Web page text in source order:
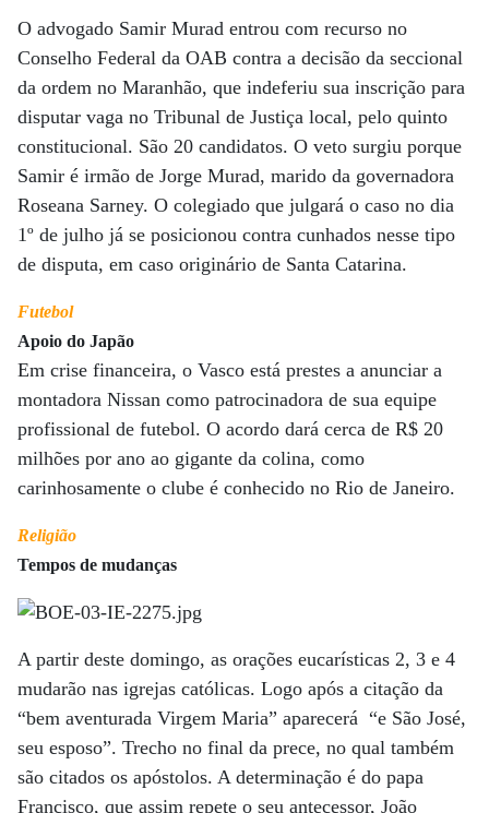
O advogado Samir Murad entrou com recurso no
Conselho Federal da OAB contra a decisão da seccional
da ordem no Maranhão, que indeferiu sua inscrição para
disputar vaga no Tribunal de Justiça local, pelo quinto
constitucional. São 20 candidatos. O veto surgiu porque
Samir é irmão de Jorge Murad, marido da governadora
Roseana Sarney. O colegiado que julgará o caso no dia
1º de julho já se posicionou contra cunhados nesse tipo
de disputa, em caso originário de Santa Catarina.
Futebol
Apoio do Japão
Em crise financeira, o Vasco está prestes a anunciar a
montadora Nissan como patrocinadora de sua equipe
profissional de futebol. O acordo dará cerca de R$ 20
milhões por ano ao gigante da colina, como
carinhosamente o clube é conhecido no Rio de Janeiro.
Religião
Tempos de mudanças
A partir deste domingo, as orações eucarísticas 2, 3 e 4
mudarão nas igrejas católicas. Logo após a citação da
“bem aventurada Virgem Maria” aparecerá “e São José,
seu esposo”. Trecho no final da prece, no qual também
são citados os apóstolos. A determinação é do papa
Francisco, que assim repete o seu antecessor, João